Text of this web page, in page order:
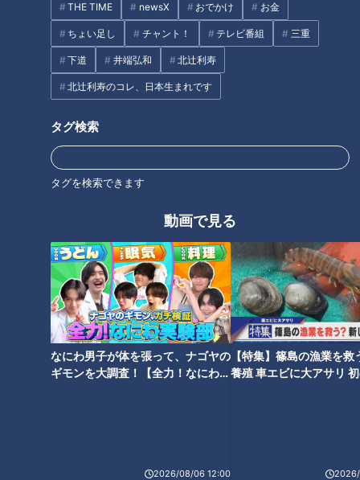
THE TIME newsX おでかけ お金
ちょい足し チャント！ テレビ番組 三重
下道 井端弘和 北辻利寿
北辻利寿のコレ、日本生まれです
タグ検索
タグを検索できます
動画で見る
なにわ男子が体を張って、ナゴヤの
ギモンを大調査！【全力！なにわ実
2026/08/06 12:00
【特集】篠島の漁業を救
養殖 車エビに大アサリ
オススメ関連コンテンツ
「和食展」で発見！名古屋めし
の名古屋人（？）～大竹敏之の
シン・名古屋めし
「名古屋めし」に仲間入り！カ
レー煮込みうどんが人気上昇中
～大竹敏之のシン・名古屋めし
「名古屋コーチン」は小牧で生
まれ、オール愛知で育んできた
地域の食文化～大竹敏之のシ